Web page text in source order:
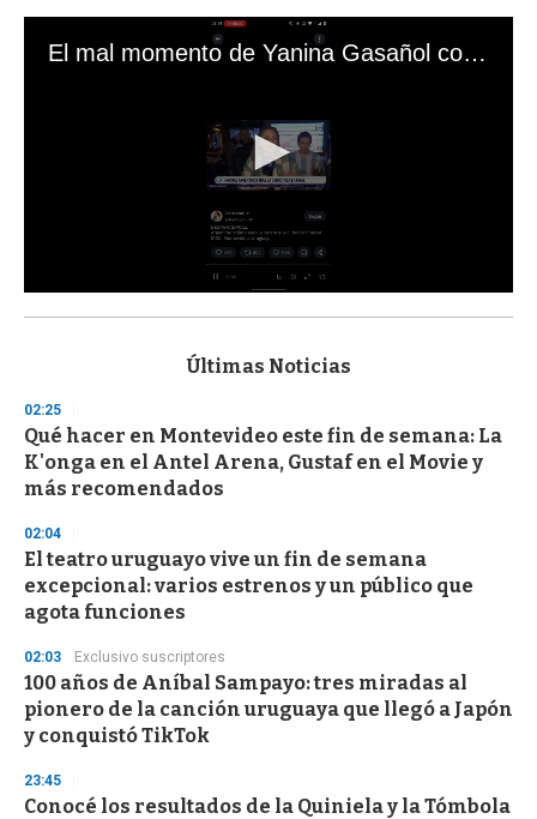
El mal momento de Yanina Gasañol con un hincha argentino en "Subrayado"
s
d
s
o
f
3
s
e
c
o
n
Últimas Noticias
02:25
Qué hacer en Montevideo este fin de semana: La
K'onga en el Antel Arena, Gustaf en el Movie y
más recomendados
02:04
El teatro uruguayo vive un fin de semana
excepcional: varios estrenos y un público que
agota funciones
02:03 Exclusivo suscriptores
100 años de Aníbal Sampayo: tres miradas al
pionero de la canción uruguaya que llegó a Japón
y conquistó TikTok
23:45
Conocé los resultados de la Quiniela y la Tómbola